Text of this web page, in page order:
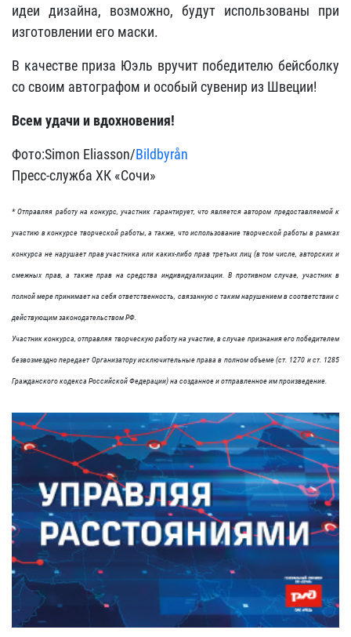
идеи дизайна, возможно, будут использованы при
изготовлении его маски.
В качестве приза Юэль вручит победителю бейсболку
со своим автографом и особый сувенир из Швеции!
Всем удачи и вдохновения!
Фото:Simon Eliasson/Bildbyrån
Пресс-служба ХК «Сочи»
* Отправляя работу на конкурс, участник гарантирует, что является автором предоставляемой к
участию в конкурсе творческой работы, а также, что использование творческой работы в рамках
конкурса не нарушает прав участника или каких-либо прав третьих лиц (в том числе, авторских и
смежных прав, а также прав на средства индивидуализации. В противном случае, участник в
полной мере принимает на себя ответственность, связанную с таким нарушением в соответствии с
действующим законодательством РФ.
Участник конкурса, отправляя творческую работу на участие, в случае признания его победителем
безвозмездно передает Организатору исключительные права в полном объеме (ст. 1270 и ст. 1285
Гражданского кодекса Российской Федерации) на созданное и отправленное им произведение.